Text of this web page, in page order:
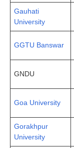
Gauhati
University
GGTU Banswar
GNDU
Goa University
Gorakhpur
University